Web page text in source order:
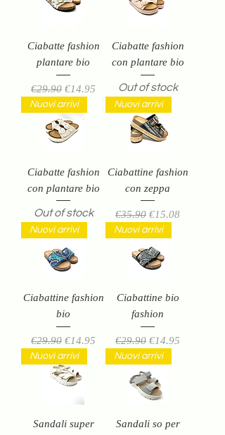
Ciabatte fashion
plantare bio
Regular Price
€29.90 Sale Price
€14.95
Ciabatte fashion
con plantare bio
Out of stock
Nuovi arrivi
Ciabatte fashion
con plantare bio
Out of stock
Nuovi arrivi
Ciabattine fashion
con zeppa
Regular Price
€35.90 Sale Price
€15.08
Nuovi arrivi
Ciabattine fashion
bio
Regular Price
€29.90 Sale Price
€14.95
Nuovi arrivi
Ciabattine bio
fashion
Regular Price
€29.90 Sale Price
€14.95
Nuovi arrivi
Sandali super
Nuovi arrivi
Sandali so per